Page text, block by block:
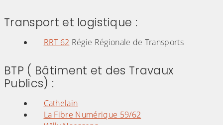
Transport et logistique :
RRT 62 Régie Régionale de Transports
BTP ( Bâtiment et des Travaux
Publics) :
Cathelain
La Fibre Numérique 59/62